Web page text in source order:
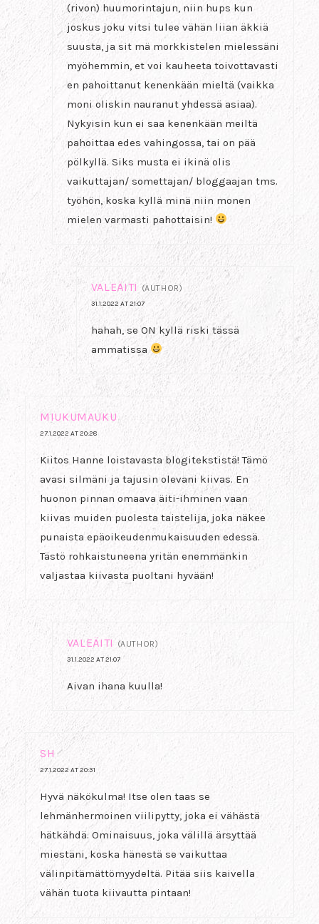
(rivon) huumorintajun, niin hups kun
joskus joku vitsi tulee vähän liian äkkiä
suusta, ja sit mä morkkistelen mielessäni
myöhemmin, et voi kauheeta toivottavasti
en pahoittanut kenenkään mieltä (vaikka
moni oliskin nauranut yhdessä asiaa).
Nykyisin kun ei saa kenenkään meiltä
pahoittaa edes vahingossa, tai on pää
pölkyllä. Siks musta ei ikinä olis
vaikuttajan/ somettajan/ bloggaajan tms.
työhön, koska kyllä minä niin monen
mielen varmasti pahottaisin!
VALEÄITI (AUTHOR)
31.1.2022 AT 21:07
hahah, se ON kyllä riski tässä
ammatissa
MIUKUMAUKU
27.1.2022 AT 20:28
Kiitos Hanne loistavasta blogitekstistä! Tämö
avasi silmäni ja tajusin olevani kiivas. En
huonon pinnan omaava äiti-ihminen vaan
kiivas muiden puolesta taistelija, joka näkee
punaista epäoikeudenmukaisuuden edessä.
Tästö rohkaistuneena yritän enemmänkin
valjastaa kiivasta puoltani hyvään!
VALEÄITI (AUTHOR)
31.1.2022 AT 21:07
Aivan ihana kuulla!
SH
27.1.2022 AT 20:31
Hyvä näkökulma! Itse olen taas se
lehmänhermoinen viilipytty, joka ei vähästä
hätkähdä. Ominaisuus, joka välillä ärsyttää
miestäni, koska hänestä se vaikuttaa
välinpitämättömyydeltä. Pitää siis kaivella
vähän tuota kiivautta pintaan!